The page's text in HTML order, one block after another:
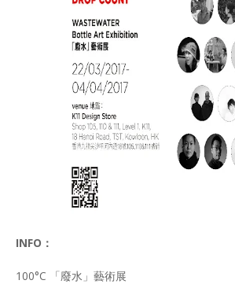
INFO：
100°C 「廢水」藝術展